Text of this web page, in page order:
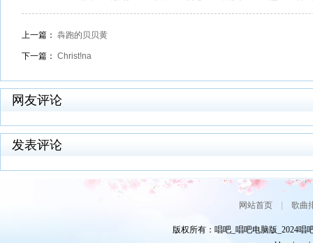
上一篇： 犇跑的贝贝黄
下一篇： Christ!na
网友评论
发表评论
网站首页| 歌曲
版权所有：唱吧_唱吧电脑版_2024唱